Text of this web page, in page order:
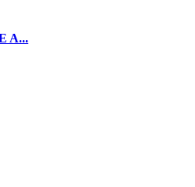
A...